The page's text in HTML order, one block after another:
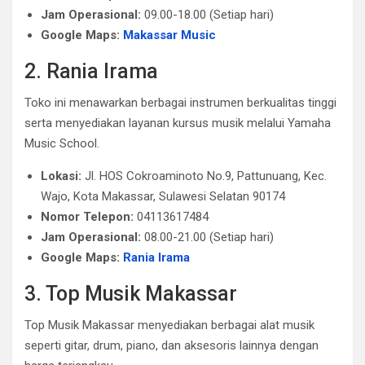
Jam Operasional: 09.00-18.00 (Setiap hari)
Google Maps: Makassar Music
2. Rania Irama
Toko ini menawarkan berbagai instrumen berkualitas tinggi
serta menyediakan layanan kursus musik melalui Yamaha
Music School.
Lokasi: Jl. HOS Cokroaminoto No.9, Pattunuang, Kec.
Wajo, Kota Makassar, Sulawesi Selatan 90174
Nomor Telepon: 04113617484
Jam Operasional: 08.00-21.00 (Setiap hari)
Google Maps: Rania Irama
3. Top Musik Makassar
Top Musik Makassar menyediakan berbagai alat musik
seperti gitar, drum, piano, dan aksesoris lainnya dengan